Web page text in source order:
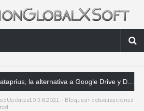
la alternativa a Google Drive y Dropbox que las empresas deberían conocer
3.6.2021 - Bloquear actualizaciones